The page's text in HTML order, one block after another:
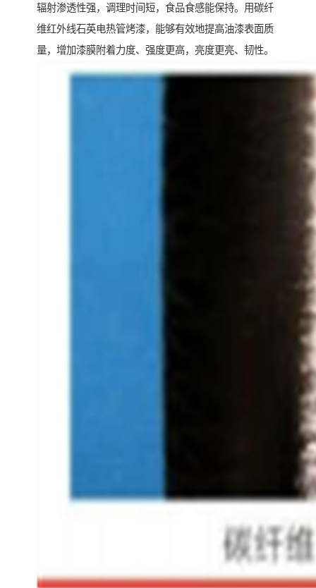
辐射渗透性强，调理时间短，食品食感能保持。用碳纤
维红外线石英电热管烤漆，能够有效地提高油漆表面质
量，增加漆膜附着力度、强度更高，亮度更亮、韧性。